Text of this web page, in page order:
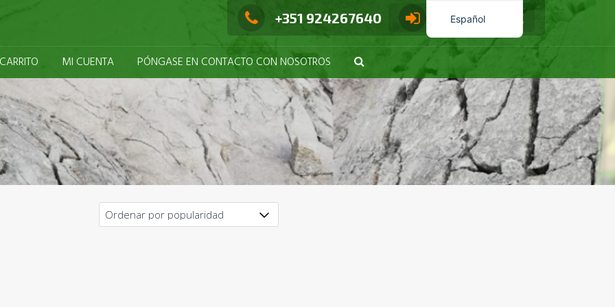
+351 924267640 €
CARRITO MI CUENTA PÓNGASE EN CONTACTO CON NOSOTROS
Español
Português
Français
Italiano
English (UK)
Deutsch